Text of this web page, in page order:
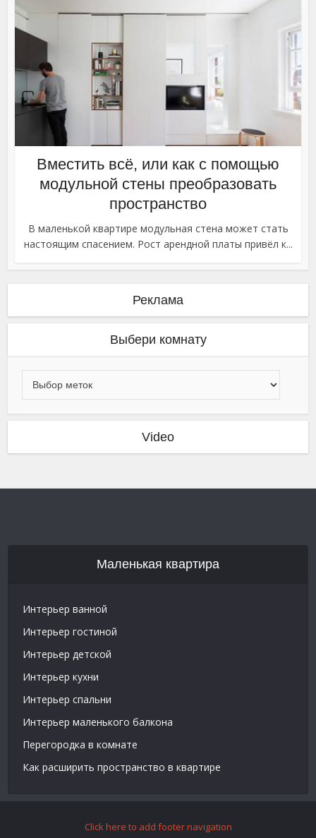
Вместить всё, или как с помощью
модульной стены преобразовать
пространство
В маленькой квартире модульная стена может стать
настоящим спасением. Рост арендной платы привёл к...
Реклама
Выбери комнату
Video
Маленькая квартира
Интерьер ванной
Интерьер гостиной
Интерьер детской
Интерьер кухни
Интерьер спальни
Интерьер маленького балкона
Перегородка в комнате
Как расширить пространство в квартире
Click here to add footer navigation